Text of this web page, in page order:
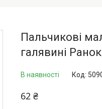
Пальчикові
галявині
В наявності Код:
62 ₴